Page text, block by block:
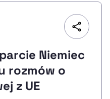
Niemiec
rozmów o
z UE